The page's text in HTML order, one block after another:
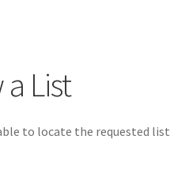
List
to locate the requested list